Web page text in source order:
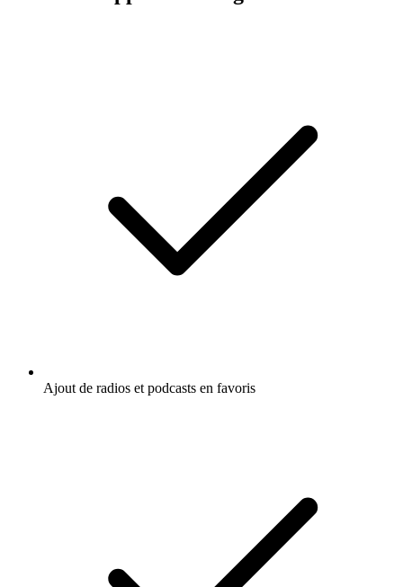
Ajout de radios et podcasts en favoris